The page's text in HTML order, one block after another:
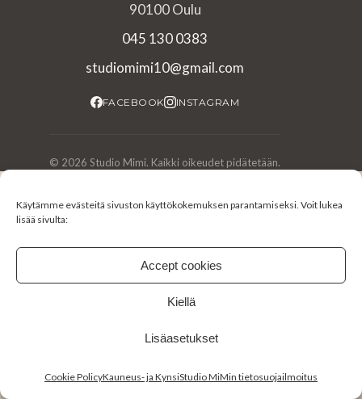
Käytämme evästeitä sivuston käyttökokemuksen parantamiseksi. Voit lukea
lisää sivulta:
Accept cookies
Kiellä
Lisäasetukset
Cookie PolicyKauneus- ja KynsiStudio MiMin tietosuojailmoitus
90100 Oulu
045 130 0383
studiomimi10@gmail.com
FACEBOOK INSTAGRAM
© 2026 Studio Mimi. Kaikki oikeudet pidätetään.